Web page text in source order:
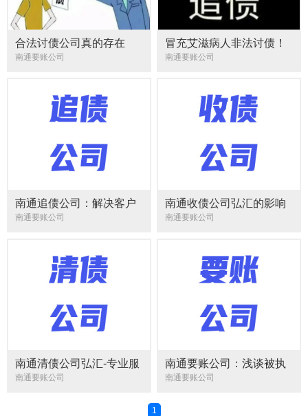
合法讨债公司真的存在
吗？面临债务问题该如何
南通要账公司
冒充艾滋病人非法讨债！
泉州中院二审宣判一起黑
南通要账公司
南通追债公司：解决客户
欠款问题
南通要账公司
南通收债公司弘汇的影响
力！
南通要账公司
南通清债公司弘汇-专业服
务
南通要账公司
南通要账公司：浅谈被执
行人借分家逃债的有关
南通要账公司
1